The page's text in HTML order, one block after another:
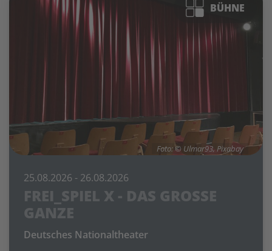
BÜHNE
Foto: © Ulmar93, Pixabay
25.08.2026 - 26.08.2026
FREI_SPIEL X - DAS GROSSE G
ANZE
Deutsches Nationaltheater